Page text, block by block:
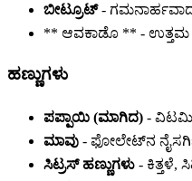
ಬೀಟ್ರೂಟ್-
** ಆವಕಾಡೊ ** - ಉತ್ತಮ
ಹಣ್ಣುಗಳು
ಪಪ್ಪಾಯಿ (ಮಾಗಿದ) -
ಮಾವು - ಫೋಲೇಟ್‌ನ
ಸಿಟ್ರಸ್ ಹಣ್ಣುಗಳು - ಕಿತ್ತಳೆ,